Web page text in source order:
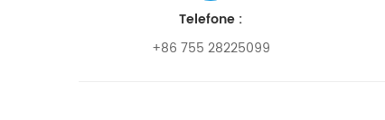
Telefone :
+86 755 28225099